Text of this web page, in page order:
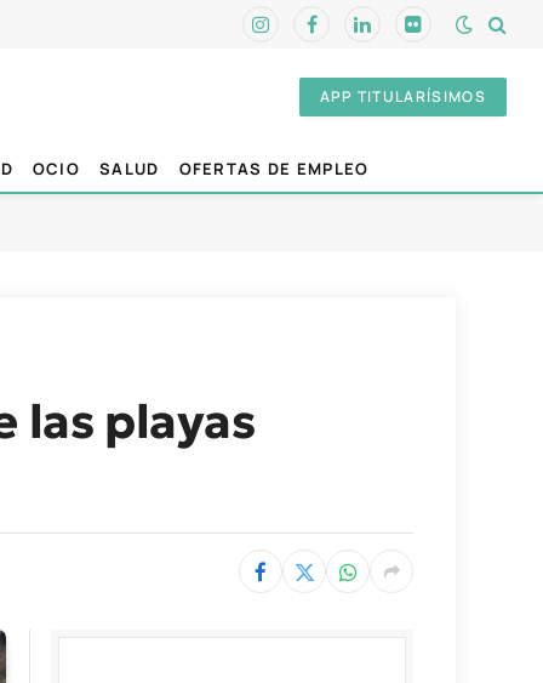
InstagramFacebookLinkedInFlickr
APP TITULARÍSIMOS
OCIO SALUD OFERTAS DE EMPLEO
las playas